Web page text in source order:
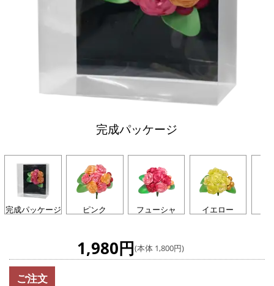
完成パッケージ
完成パッケージ ピンク フューシャ イエロー
1,980円(本体 1,800円)
ご注文